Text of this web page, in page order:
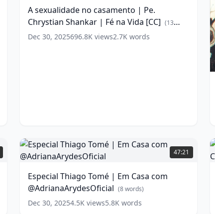
|
Pe.
Chrystian
Shankar
A sexualidade no casamento | Pe.
Chrystian Shankar | Fé na Vida [CC] (13
words)
Dec 30, 2025696.8K views2.7K words
Especial
Thiago
Tomé
Em
Casa
com
@AdrianaArydesOficial
47:21
Especial Thiago Tomé | Em Casa com
@AdrianaArydesOficial (8words)
Dec 30, 20254.5K views5.8K words